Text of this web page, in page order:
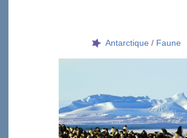
Antarctique / Faune